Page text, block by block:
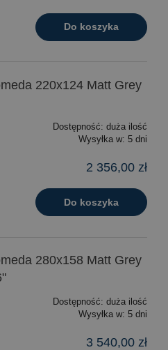
Do koszyka
220x124 Matt Grey
Dostępność: duża ilość
Wysyłka w: 5 dni
2 356,00 zł
Do koszyka
280x158 Matt Grey
Dostępność: duża ilość
Wysyłka w: 5 dni
3 540,00 zł